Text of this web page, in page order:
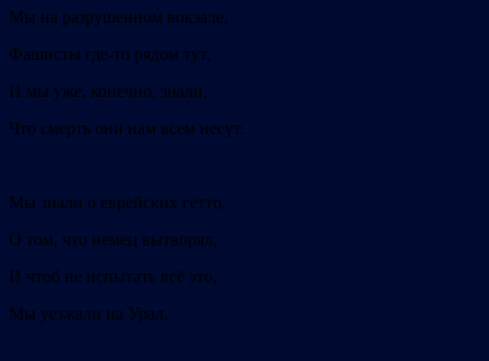
Мы на разрушенном вокзале,
Фашисты где-то рядом тут,
И мы уже, конечно, знали,
Что смерть они нам всем несут.
Мы знали о еврейских гетто,
О том, что немец вытворял,
И чтоб не испытать всё это,
Мы уезжали на Урал.